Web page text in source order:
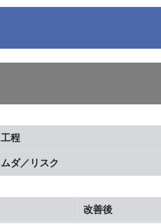
工程
ムダ／リスク
改善後